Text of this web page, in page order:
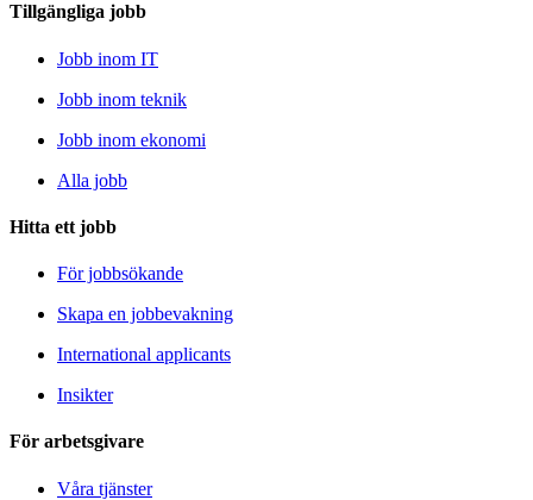
Tillgängliga jobb
Jobb inom IT
Jobb inom teknik
Jobb inom ekonomi
Alla jobb
Hitta ett jobb
För jobbsökande
Skapa en jobbevakning
International applicants
Insikter
För arbetsgivare
Våra tjänster